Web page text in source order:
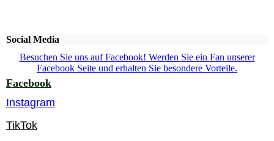
Social Media
Besuchen Sie uns auf Facebook! Werden Sie ein Fan unserer
Facebook Seite und erhalten Sie besondere Vorteile.
Facebook
Instagram
TikTok